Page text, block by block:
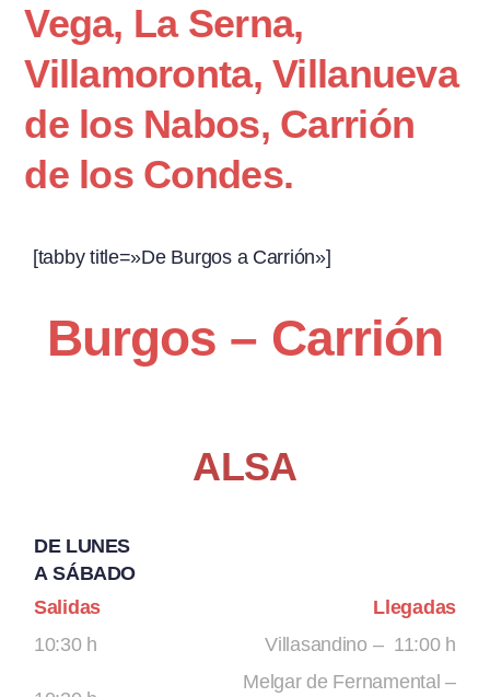
Vega, La Serna,
Villamoronta, Villanueva
de los Nabos, Carrión
de los Condes.
[tabby title=»De Burgos a Carrión»]
Burgos – Carrión
ALSA
DE LUNES
A SÁBADO
Salidas
Llegadas
10:30 h
Villasandino – 11:00 h
Melgar de Fernamental –